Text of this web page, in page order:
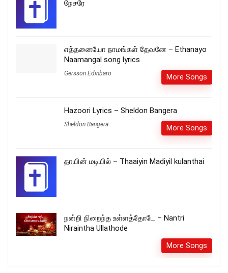
நேசரே
எத்தனையோ நாமங்கள் தேவனே – Ethanayo
Naamangal song lyrics
Gersson Edinbaro More Songs
Hazoori Lyrics – Sheldon Bangera
Sheldon Bangera More Songs
தாயின் மடியில் – Thaaiyin Madiyil kulanthai
நன்றி நிறைந்த உள்ளத்தோடே – Nantri
Niraintha Ullathode
More Songs